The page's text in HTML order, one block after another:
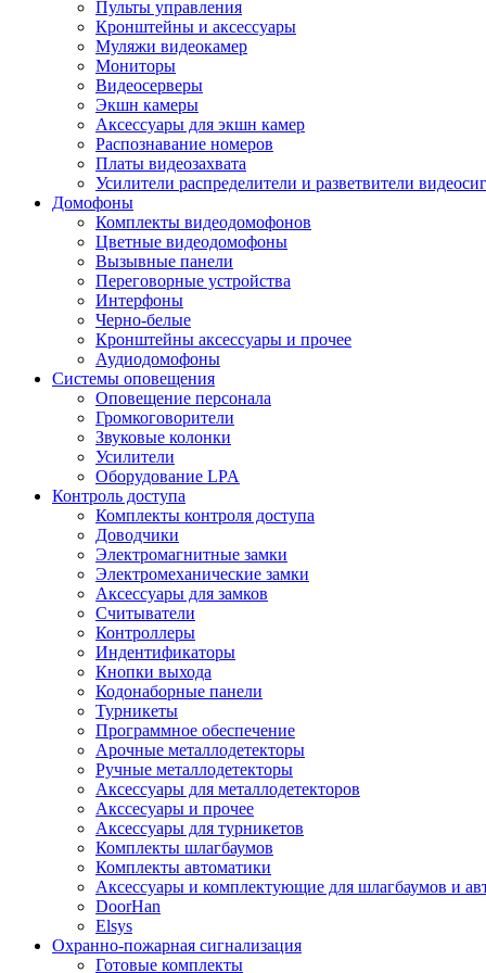
Пульты управления
Кронштейны и аксессуары
Муляжи видеокамер
Мониторы
Видеосерверы
Экшн камеры
Аксессуары для экшн камер
Распознавание номеров
Платы видеозахвата
Усилители распределители и разветвители
Домофоны
Комплекты видеодомофонов
Цветные видеодомофоны
Вызывные панели
Переговорные устройства
Интерфоны
Черно-белые
Кронштейны аксессуары и прочее
Аудиодомофоны
Системы оповещения
Оповещение персонала
Громкоговорители
Звуковые колонки
Усилители
Оборудование LPA
Контроль доступа
Комплекты контроля доступа
Доводчики
Электромагнитные замки
Электромеханические замки
Аксессуары для замков
Считыватели
Контроллеры
Индентификаторы
Кнопки выхода
Кодонаборные панели
Турникеты
Программное обеспечение
Арочные металлодетекторы
Ручные металлодетекторы
Аксессуары для металлодетекторов
Акссесуары и прочее
Аксессуары для турникетов
Комплекты шлагбаумов
Комплекты автоматики
Аксессуары и комплектующие для шлагбаумов и
DoorHan
Elsys
Охранно-пожарная сигнализация
Готовые комплекты